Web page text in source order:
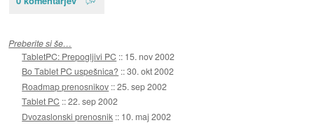
Preberite si še…
TabletPC: Prepogljivi PC :: 15. nov 2002
Bo Tablet PC uspešnica? ::30. okt 2002
Roadmap prenosnikov ::25. sep 2002
Tablet PC ::22. sep 2002
Dvozaslonski prenosnik :: 10. maj 2002